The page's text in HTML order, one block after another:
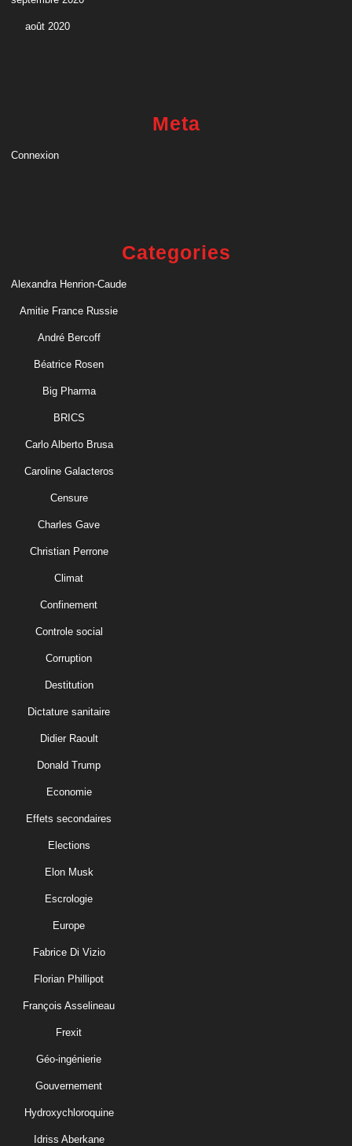
août 2020
Meta
Connexion
Categories
Alexandra Henrion-Caude
Amitie France Russie
André Bercoff
Béatrice Rosen
Big Pharma
BRICS
Carlo Alberto Brusa
Caroline Galacteros
Censure
Charles Gave
Christian Perrone
Climat
Confinement
Controle social
Corruption
Destitution
Dictature sanitaire
Didier Raoult
Donald Trump
Economie
Effets secondaires
Elections
Elon Musk
Escrologie
Europe
Fabrice Di Vizio
Florian Phillipot
François Asselineau
Frexit
Géo-ingénierie
Gouvernement
Hydroxychloroquine
Idriss Aberkane